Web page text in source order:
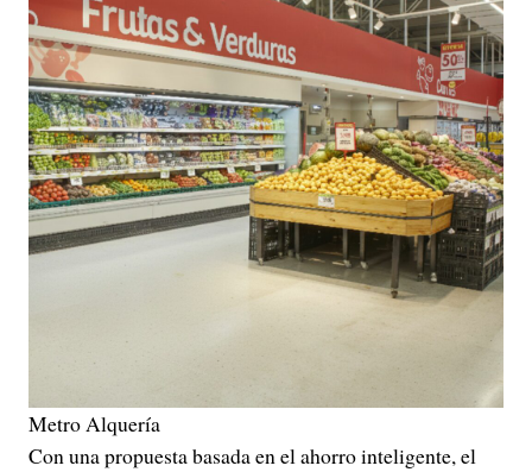
Metro Alquería
Con una propuesta basada en el ahorro inteligente, el